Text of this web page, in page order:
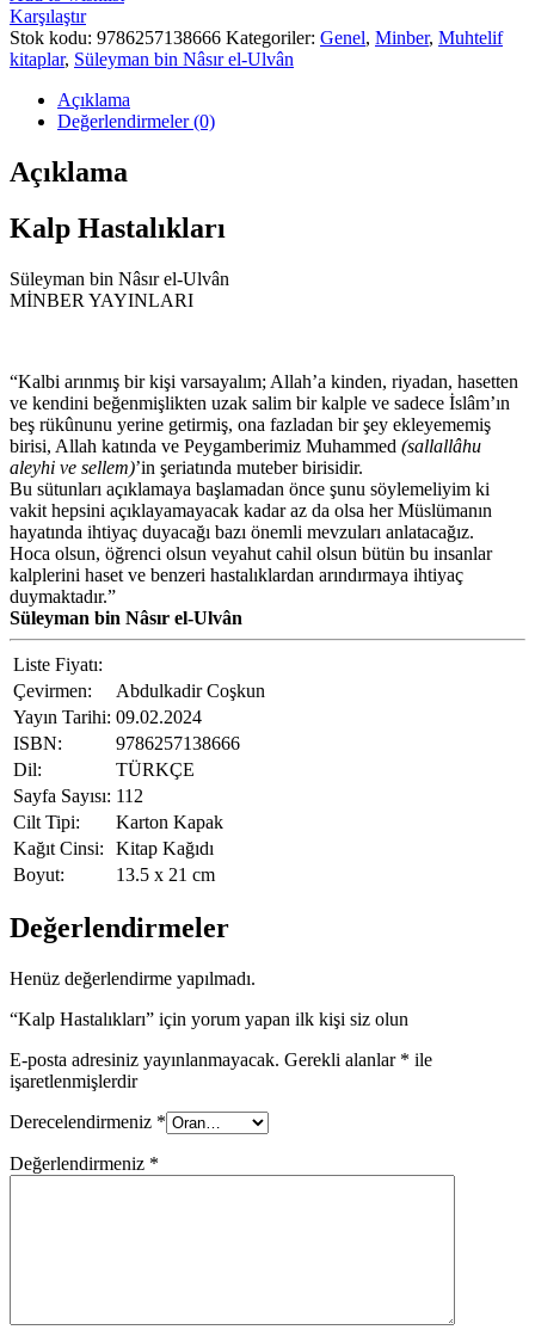
Karşılaştır
Stok kodu: 9786257138666 Kategoriler: Genel, Minber, Muhtelif
kitaplar, Süleyman bin Nâsır el-Ulvân
Açıklama
Değerlendirmeler (0)
Açıklama
Kalp Hastalıkları
Süleyman bin Nâsır el-Ulvân
MİNBER YAYINLARI
“Kalbi arınmış bir kişi varsayalım; Allah’a kinden, riyadan, hasetten
ve kendini beğenmişlikten uzak salim bir kalple ve sadece İslâm’ın
beş rükûnunu yerine getirmiş, ona fazladan bir şey ekleyememiş
birisi, Allah katında ve Peygamberimiz Muhammed (sallallâhu
aleyhi ve sellem)’in şeriatında muteber birisidir.
Bu sütunları açıklamaya başlamadan önce şunu söylemeliyim ki
vakit hepsini açıklayamayacak kadar az da olsa her Müslümanın
hayatında ihtiyaç duyacağı bazı önemli mevzuları anlatacağız.
Hoca olsun, öğrenci olsun veyahut cahil olsun bütün bu insanlar
kalplerini haset ve benzeri hastalıklardan arındırmaya ihtiyaç
duymaktadır.”
Süleyman bin Nâsır el-Ulvân
Liste Fiyatı:
Çevirmen:
Abdulkadir Coşkun
Yayın Tarihi: 09.02.2024
ISBN:
9786257138666
Dil:
TÜRKÇE
Sayfa Sayısı: 112
Cilt Tipi:
Karton Kapak
Kağıt Cinsi:
Kitap Kağıdı
Boyut:
13.5 x 21 cm
Değerlendirmeler
Henüz değerlendirme yapılmadı.
“Kalp Hastalıkları” için yorum yapan ilk kişi siz olun
E-posta adresiniz yayınlanmayacak. Gerekli alanlar * ile
işaretlenmişlerdir
Derecelendirmeniz *
Değerlendirmeniz *